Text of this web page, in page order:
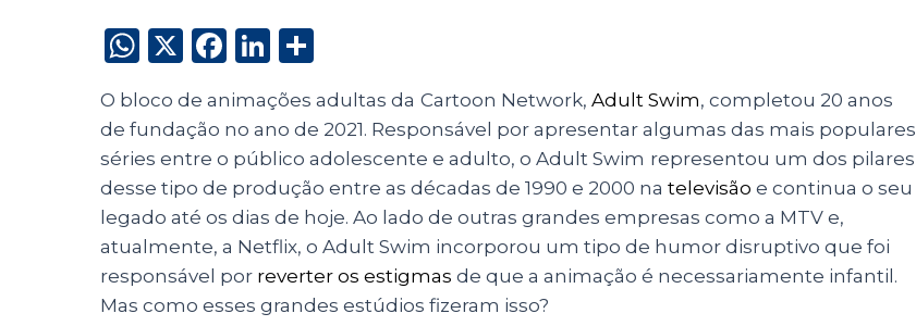
W
a
ts
A
p
p
X
F
c
e
b
o
o
k
Li
k
e
dI
n
a
re
O bloco de animações adultas da Cartoon Network, Adult Swim, completou 20 anos
de fundação no ano de 2021. Responsável por apresentar algumas das mais populares
séries entre o público adolescente e adulto, o Adult Swim representou um dos pilares
desse tipo de produção entre as décadas de 1990 e 2000 na televisão e continua o seu
legado até os dias de hoje. Ao lado de outras grandes empresas como a MTV e,
atualmente, a Netflix, o Adult Swim incorporou um tipo de humor disruptivo que foi
responsável por reverter os estigmas de que a animação é necessariamente infantil.
Mas como esses grandes estúdios fizeram isso?